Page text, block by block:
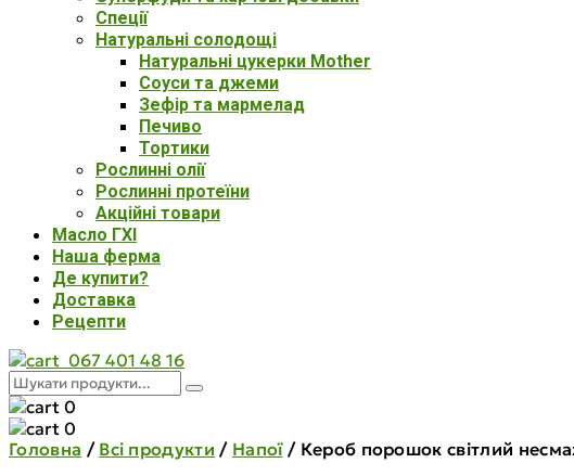
Спеції
Натуральні солодощі
Натуральні цукерки Mother
Соуси та джеми
Зефір та мармелад
Печиво
Тортики
Рослинні олії
Рослинні протеїни
Акційні товари
Масло ГХІ
Наша ферма
Де купити?
Доставка
Рецепти
067 401 48 16
0
0
Головна / Всі продукти / Напої/ Кероб порошок світлий